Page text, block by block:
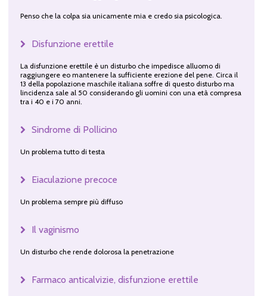
Penso che la colpa sia unicamente mia e credo sia psicologica.
Disfunzione erettile
La disfunzione erettile è un disturbo che impedisce alluomo di
raggiungere eo mantenere la sufficiente erezione del pene. Circa il
13 della popolazione maschile italiana soffre di questo disturbo ma
lincidenza sale al 50 considerando gli uomini con una età compresa
tra i 40 e i 70 anni.
Sindrome di Pollicino
Un problema tutto di testa
Eiaculazione precoce
Un problema sempre più diffuso
Il vaginismo
Un disturbo che rende dolorosa la penetrazione
Farmaco anticalvizie, disfunzione erettile